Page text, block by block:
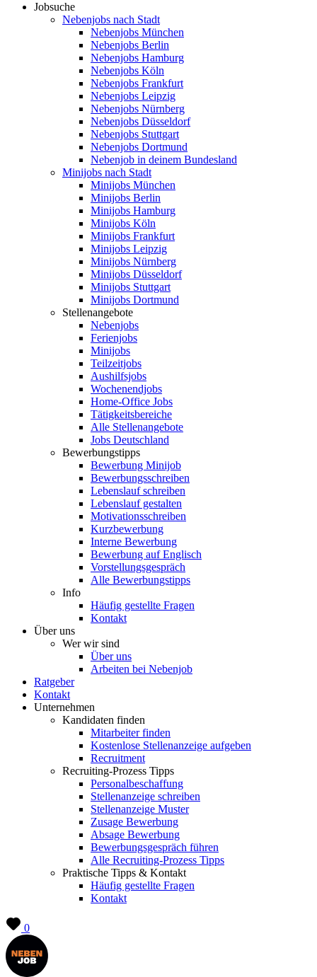
Jobsuche
Nebenjobs nach Stadt
Nebenjobs München
Nebenjobs Berlin
Nebenjobs Hamburg
Nebenjobs Köln
Nebenjobs Frankfurt
Nebenjobs Leipzig
Nebenjobs Nürnberg
Nebenjobs Düsseldorf
Nebenjobs Stuttgart
Nebenjobs Dortmund
Nebenjob in deinem Bundesland
Minijobs nach Stadt
Minijobs München
Minijobs Berlin
Minijobs Hamburg
Minijobs Köln
Minijobs Frankfurt
Minijobs Leipzig
Minijobs Nürnberg
Minijobs Düsseldorf
Minijobs Stuttgart
Minijobs Dortmund
Stellenangebote
Nebenjobs
Ferienjobs
Minijobs
Teilzeitjobs
Aushilfsjobs
Wochenendjobs
Home-Office Jobs
Tätigkeitsbereiche
Alle Stellenangebote
Jobs Deutschland
Bewerbungstipps
Bewerbung Minijob
Bewerbungsschreiben
Lebenslauf schreiben
Lebenslauf gestalten
Motivationsschreiben
Kurzbewerbung
Interne Bewerbung
Bewerbung auf Englisch
Vorstellungsgespräch
Alle Bewerbungstipps
Info
Häufig gestellte Fragen
Kontakt
Über uns
Wer wir sind
Über uns
Arbeiten bei Nebenjob
Ratgeber
Kontakt
Unternehmen
Kandidaten finden
Mitarbeiter finden
Kostenlose Stellenanzeige aufgeben
Recruitment
Recruiting-Prozess Tipps
Personalbeschaffung
Stellenanzeige schreiben
Stellenanzeige Muster
Zusage Bewerbung
Absage Bewerbung
Bewerbungsgespräch führen
Alle Recruiting-Prozess Tipps
Praktische Tipps & Kontakt
Häufig gestellte Fragen
Kontakt
0